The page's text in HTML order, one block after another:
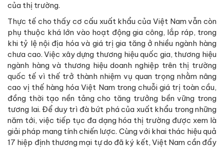
của thị trường.
Thực tế cho thấy cơ cấu xuất khẩu của Việt Nam vẫn còn
phụ thuộc khá lớn vào hoạt động gia công, lắp ráp, trong
khi tỷ lệ nội địa hóa và giá trị gia tăng ở nhiều ngành hàng
chưa cao. Việc xây dựng thương hiệu quốc gia, thương hiệu
ngành hàng và thương hiệu doanh nghiệp trên thị trường
quốc tế vì thế trở thành nhiệm vụ quan trọng nhằm nâng
cao vị thế hàng hóa Việt Nam trong chuỗi giá trị toàn cầu,
đồng thời tạo nền tảng cho tăng trưởng bền vững trong
tương lai. Để duy trì đà bứt phá của xuất khẩu trong những
năm tới, việc tiếp tục đa dạng hóa thị trường được xem là
giải pháp mang tính chiến lược. Cùng với khai thác hiệu quả
17 hiệp định thương mại tự do đã ký kết, Việt Nam cần đẩy